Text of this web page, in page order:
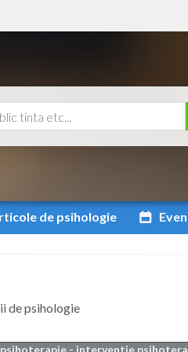
de psihologie
de psihologie
psihoterapie - interventie